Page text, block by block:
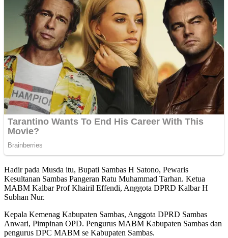
Hadir pada Musda itu, Bupati Sambas H Satono, Pewaris
Kesultanan Sambas Pangeran Ratu Muhammad Tarhan. Ketua
MABM Kalbar Prof Khairil Effendi, Anggota DPRD Kalbar H
Subhan Nur.
Kepala Kemenag Kabupaten Sambas, Anggota DPRD Sambas
Anwari, Pimpinan OPD. Pengurus MABM Kabupaten Sambas dan
pengurus DPC MABM se Kabupaten Sambas.